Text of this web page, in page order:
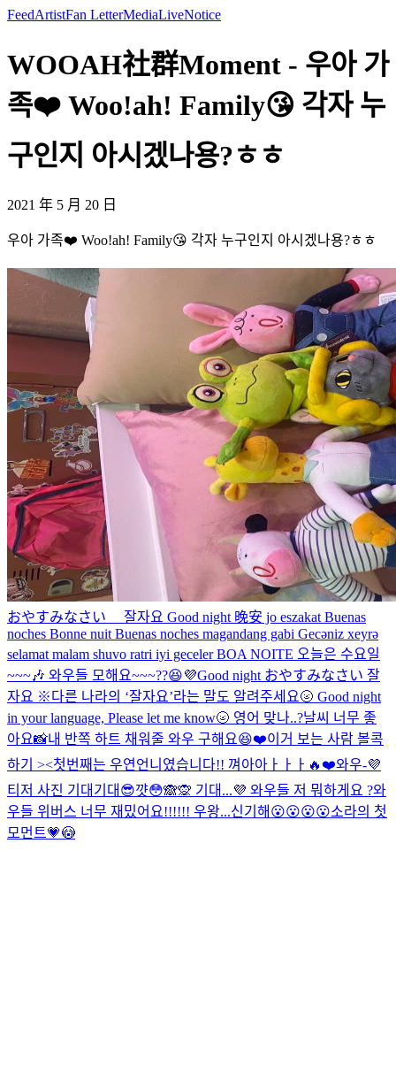
FeedArtistFan LetterMediaLiveNotice
WOOAH社群Moment - 우아 가
족❤️ Woo!ah! Family😘 각자 누
구인지 아시겠나용?ㅎㅎ
2021 年 5 月 20 日
우아 가족❤️ Woo!ah! Family😘 각자 누구인지 아시겠나용?ㅎㅎ
おやすみなさい 잘자요 Good night 晚安 jo eszakat Buenas
noches Bonne nuit Buenas noches magandang gabi Gecəniz xeyrə
selamat malam shuvo ratri iyi geceler BOA NOITE 오늘은 수요일
~~~🎶 와우들 모해요~~~??😆💜Good night おやすみなさい 잘
자요 ※다른 나라의 ‘잘자요’라는 말도 알려주세요🌝 Good night
in your language, Please let me know🌝 영어 맞나..?날씨 너무 좋
아요📸내 반쪽 하트 채워줄 와우 구해요😆❤️이거 보는 사람 볼콕
하기 ><첫번째는 우연언니였습니다!! 껴아아ㅏㅏㅏ🔥❤️와우-💜
티저 사진 기대기대😎꺗😳🙈🙊 기대...💜 와우들 저 뭐하게요 ?와
우들 위버스 너무 재밌어요!!!!!! 우왕...신기해😮😮😮😮소라의 첫
모먼트💗😳